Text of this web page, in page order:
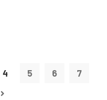
4 5 6 7